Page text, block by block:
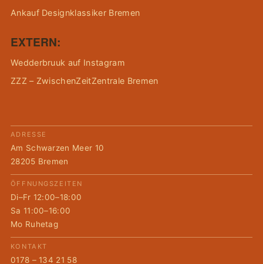
Ankauf Designklassiker Bremen
EXTERN:
Wedderbruuk auf Instagram
ZZZ – ZwischenZeitZentrale Bremen
ADRESSE
Am Schwarzen Meer 10
28205 Bremen
ÖFFNUNGSZEITEN
Di–Fr 12:00–18:00
Sa 11:00–16:00
Mo Ruhetag
KONTAKT
0178 – 134 21 58